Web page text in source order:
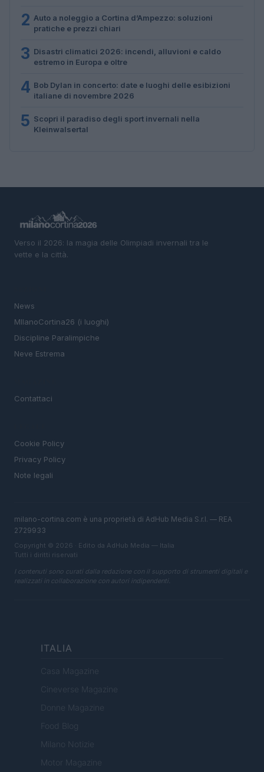
2 Auto a noleggio a Cortina d’Ampezzo: soluzioni
pratiche e prezzi chiari
3 Disastri climatici 2026: incendi, alluvioni e caldo
estremo in Europa e oltre
4 Bob Dylan in concerto: date e luoghi delle esibizioni
italiane di novembre 2026
5 Scopri il paradiso degli sport invernali nella
Kleinwalsertal
Verso il 2026: la magia delle Olimpiadi invernali tra le
vette e la città.
News
MIlanoCortina26 (i luoghi)
Discipline Paralimpiche
Neve Estrema
Contattaci
Cookie Policy
Privacy Policy
Note legali
milano-cortina.com è una proprietà di AdHub Media S.r.l. — REA
2729933
Copyright © 2026 · Edito da AdHub Media — Italia
Tutti i diritti riservati
I contenuti sono curati dalla redazione con il supporto di strumenti digitali e
realizzati in collaborazione con autori indipendenti.
ITALIA
Casa Magazine
Cineverse Magazine
Donne Magazine
Food Blog
Milano Notizie
Motor Magazine